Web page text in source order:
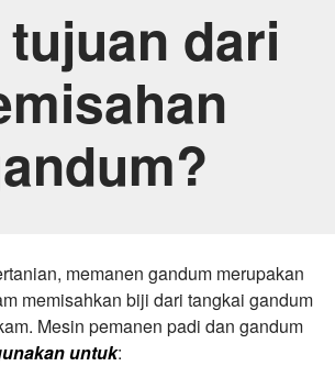
dari
memanen gandum merupakan
memisahkan biji dari tangkai gandum
Mesin pemanen padi dan gandum
untuk: